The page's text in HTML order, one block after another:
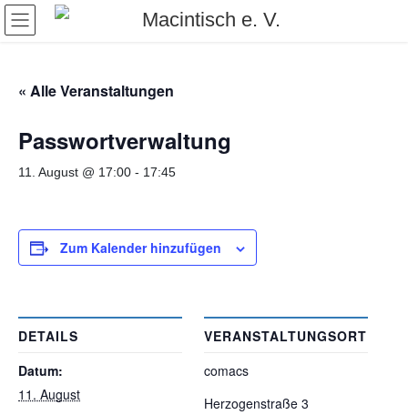
Skip
Skip
« Alle Veranstaltungen
Passwortverwaltung
11. August @ 17:00 - 17:45
Zum Kalender hinzufügen
DETAILS
Datum:
11. August
VERANSTALTUNGSORT
comacs
Herzogenstraße 3